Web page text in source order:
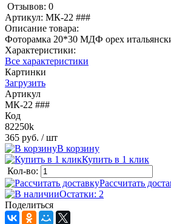
Отзывов: 0
Артикул: МК-22 ###
Описание товара:
Фоторамка 20*30 МДФ орех
Характеристики:
Все характеристики
Картинки
Загрузить
Артикул
МК-22 ###
Код
82250k
365 руб. / шт
В корзину
Купить в 1 клик
Кол-во:
Рассчитать
Остатки: 2
Поделиться